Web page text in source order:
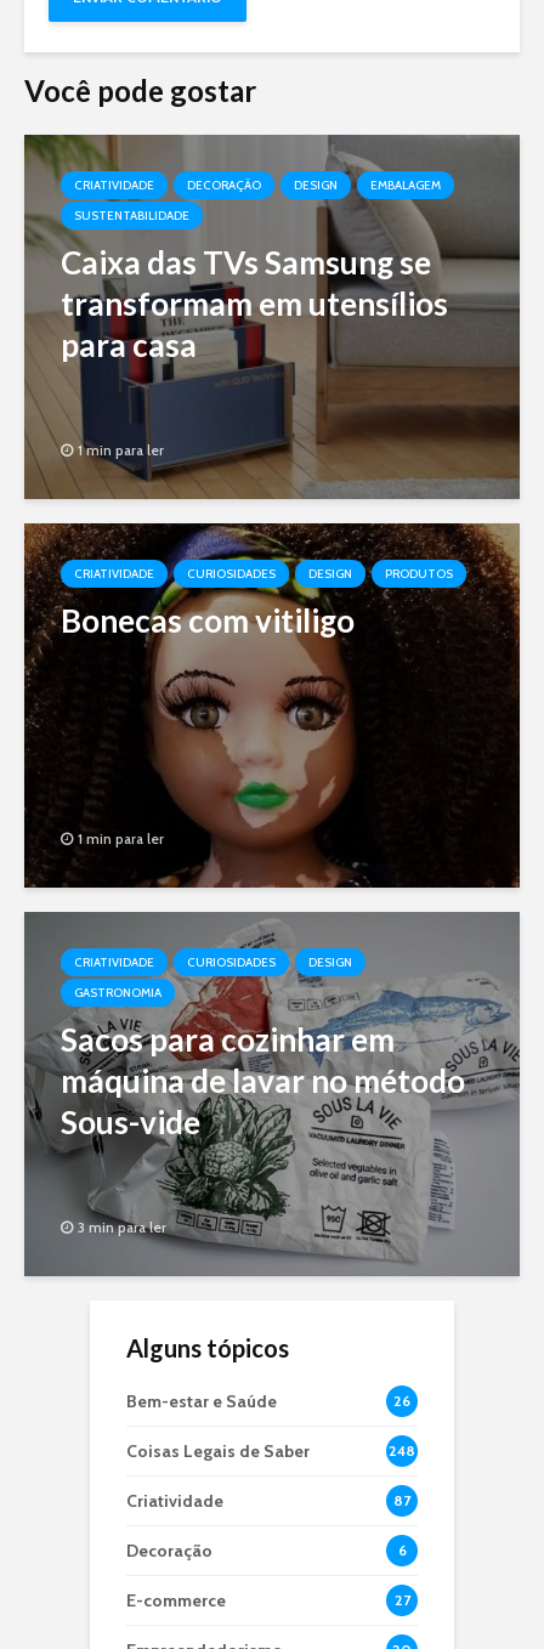
Você pode gostar
CRIATIVIDADE DECORAÇÃO DESIGN
EMBALAGEM
SUSTENTABILIDADE
Caixa das TVs Samsung se
transformam em utensílios
para casa
1 min para ler
CRIATIVIDADE CURIOSIDADES DESIGN PRODUTOS
Bonecas com vitiligo
1 min para ler
CRIATIVIDADE CURIOSIDADES
DESIGN
GASTRONOMIA
Sacos para cozinhar em
máquina de lavar no método
Sous-vide
3 min para ler
Alguns tópicos
Bem-estar e Saúde 26
Coisas Legais de Saber 248
Criatividade 87
Decoração 6
E-commerce 27